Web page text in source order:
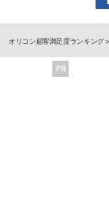
オリコン顧客満足度ランキング
PR